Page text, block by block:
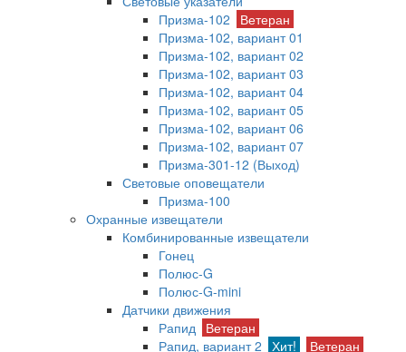
Призма-102
Ветеран
Призма-102, вариант 01
Призма-102, вариант 02
Призма-102, вариант 03
Призма-102, вариант 04
Призма-102, вариант 05
Призма-102, вариант 06
Призма-102, вариант 07
Призма-301-12 (Выход)
Световые оповещатели
Призма-100
Охранные извещатели
Комбинированные извещатели
Гонец
Полюс-G
Полюс-G-mini
Датчики движения
Рапид Ветеран
Рапид, вариант 2 Хит!
Ветеран